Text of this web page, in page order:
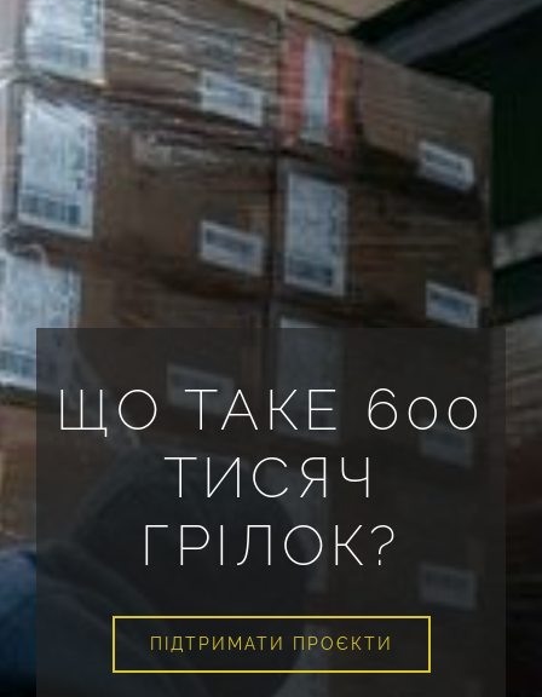
ВСІ РЕКВІЗИТИ
UA
ЩО ТАКЕ 600
ТИСЯЧ
ГРІЛОК?
ПІДТРИМАТИ ПРОЄКТИ